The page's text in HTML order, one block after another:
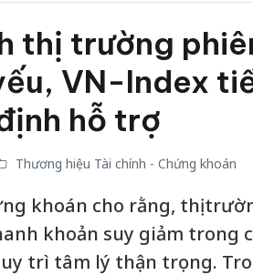
thị trường
VN-Index
hỗ trợ
Thương hiệu Tài chính - Chứng khoán
khoán cho rằng, thị
khoản suy giảm trong
trì tâm lý thận trọng.